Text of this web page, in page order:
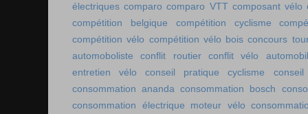
électriques comparo comparo VTT composant vélo
compétition belgique
compétition cyclisme
compétition vélo compétition vélo bois concours
automoboliste
conflit routier
conflit vélo
entretien vélo
conseil pratique cyclisme
consommation ananda consommation bosch
consommation électrique moteur vélo